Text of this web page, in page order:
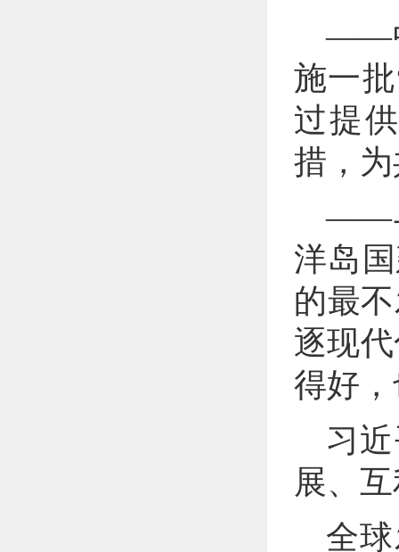
——
施一
过提
措，
——
洋岛
的最
逐现
得好
习
展、
全